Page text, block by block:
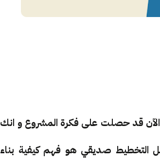
قد حصلت على فكرة المشروع و انك
التخطيط صديقي هو فهم كيفية بناء